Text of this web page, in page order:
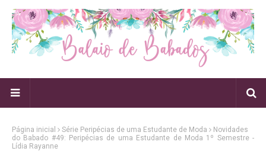
Página inicial Série Peripécias de uma Estudante de Moda
Novidades
do Babado #49: Peripécias de uma Estudante de Moda 1º Semestre -
Lídia Rayanne